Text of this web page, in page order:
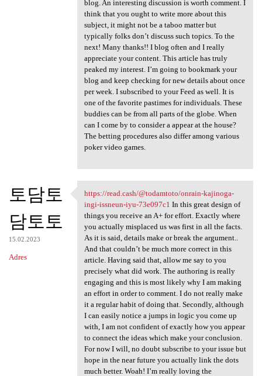
blog. An interesting discussion is worth comment. I
think that you ought to write more about this
subject, it might not be a taboo matter but
typically folks don’t discuss such topics. To the
next! Many thanks!! I blog often and I really
appreciate your content. This article has truly
peaked my interest. I’m going to bookmark your
blog and keep checking for new details about once
per week. I subscribed to your Feed as well. It is
one of the favorite pastimes for individuals. These
buddies can be from all parts of the globe. When
can I come by to consider a appear at the house?
The betting procedures also differ among various
poker video games.
토담토
담토토
15.02.2023
Adres
https://read.cash/@todamtoto
https://read.cash/@todamtoto/onrain-kajinoga-
ingi-issneun-iyu-73e097c1 In this great design of
things you receive an A+ for effort. Exactly where
you actually misplaced us was first in all the facts.
As it is said, details make or break the argument..
And that couldn’t be much more correct in this
article. Having said that, allow me say to you
precisely what did work. The authoring is really
engaging and this is most likely why I am making
an effort in order to comment. I do not really make
it a regular habit of doing that. Secondly, although
I can easily notice a jumps in logic you come up
with, I am not confident of exactly how you appear
to connect the ideas which make your conclusion.
For now I will, no doubt subscribe to your issue but
hope in the near future you actually link the dots
much better. Woah! I’m really loving the